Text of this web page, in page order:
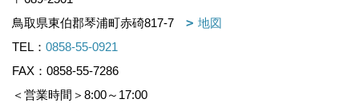
鳥取県東伯郡琴浦町赤碕817-7
地図
TEL： 0858-55-0921
FAX：0858-55-7286
＜営業時間＞8:00～17:00